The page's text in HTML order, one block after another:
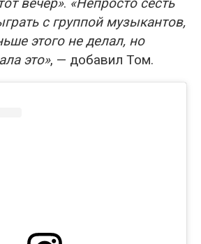
вечер». «Непросто сесть
с группой музыкантов,
этого не делал, но
это», — добавил Том.